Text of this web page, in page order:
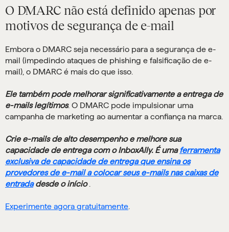
O DMARC não está definido apenas por
motivos de segurança de e-mail
Embora o DMARC seja necessário para a segurança de e-
mail (impedindo ataques de phishing e falsificação de e-
mail), o DMARC é mais do que isso.
Ele também pode melhorar significativamente a entrega de
e-mails legítimos. O DMARC pode impulsionar uma
campanha de marketing ao aumentar a confiança na marca.
Crie e-mails de alto desempenho e melhore sua
capacidade de entrega com o InboxAlly. É umaferramenta
exclusiva de capacidade de entrega que ensina os
provedores de e-mail a colocar seus e-mails nas caixas de
entradadesde o início
Experimente agora gratuitamente